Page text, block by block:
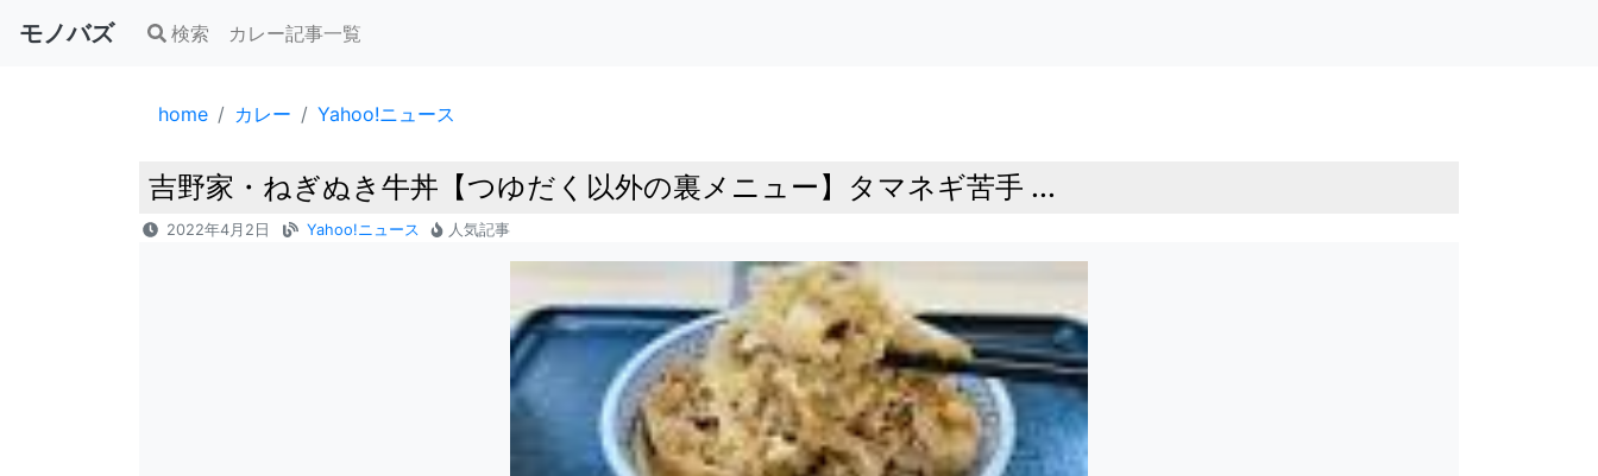
モノバズ 検索 カレー記事一覧
home カレー Yahoo!ニュース
吉野家・ねぎぬき牛丼【つゆだく以外の裏メニュー】タマネギ苦手 ...
2022年4月2日 Yahoo!ニュース 人気記事